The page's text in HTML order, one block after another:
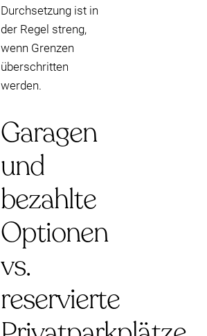
Durchsetzung ist in
der Regel streng,
wenn Grenzen
überschritten
werden.
Garagen
und
bezahlte
Optionen
vs.
reservierte